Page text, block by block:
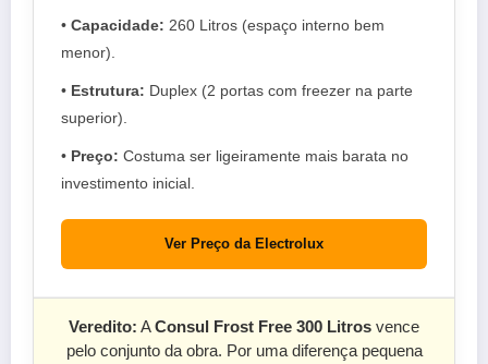
• Capacidade: 260 Litros (espaço interno bem
menor).
• Estrutura: Duplex (2 portas com freezer na parte
superior).
• Preço: Costuma ser ligeiramente mais barata no
investimento inicial.
Ver Preço da Electrolux
Veredito: AConsul Frost Free 300 Litros vence
pelo conjunto da obra. Por uma diferença pequena